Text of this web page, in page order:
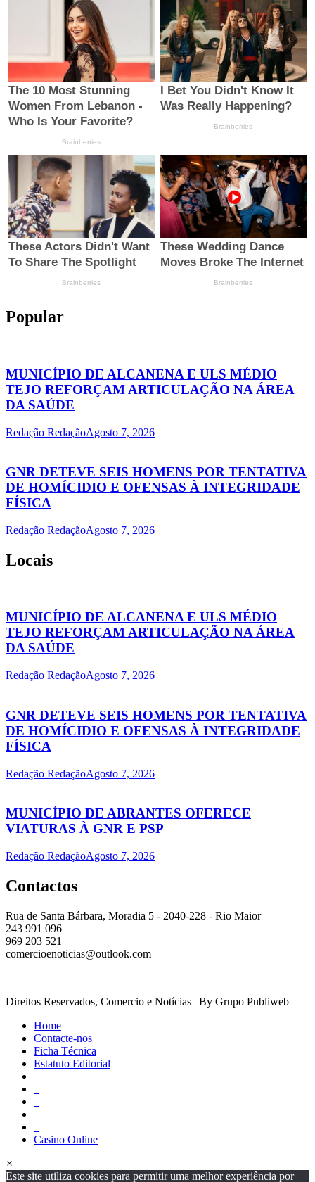
Popular
MUNICÍPIO DE ALCANENA E ULS MÉDIO
TEJO REFORÇAM ARTICULAÇÃO NA ÁREA
DA SAÚDE
Redação RedaçãoAgosto 7, 2026
GNR DETEVE SEIS HOMENS POR TENTATIVA
DE HOMÍCIDIO E OFENSAS À INTEGRIDADE
FÍSICA
Redação RedaçãoAgosto 7, 2026
Locais
MUNICÍPIO DE ALCANENA E ULS MÉDIO
TEJO REFORÇAM ARTICULAÇÃO NA ÁREA
DA SAÚDE
Redação RedaçãoAgosto 7, 2026
GNR DETEVE SEIS HOMENS POR TENTATIVA
DE HOMÍCIDIO E OFENSAS À INTEGRIDADE
FÍSICA
Redação RedaçãoAgosto 7, 2026
MUNICÍPIO DE ABRANTES OFERECE
VIATURAS À GNR E PSP
Redação RedaçãoAgosto 7, 2026
Contactos
Rua de Santa Bárbara, Moradia 5 - 2040-228 - Rio Maior
243 991 096
969 203 521
comercioenoticias@outlook.com
Direitos Reservados, Comercio e Notícias | By Grupo Publiweb
Home
Contacte-nos
Ficha Técnica
Estatuto Editorial
Casino Online
×
Este site utiliza cookies para permitir uma melhor experiência por